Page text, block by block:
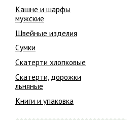
Кашне и шарфы
мужские
Швейные изделия
Сумки
Скатерти хлопковые
Скатерти, дорожки
льняные
Книги и упаковка